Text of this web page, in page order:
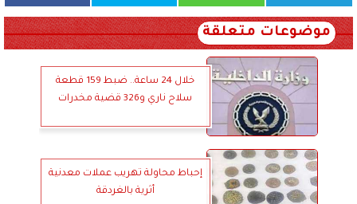
موضوعات متعلقة
خلال 24 ساعة.. ضبط 159 قطعة
سلاح ناري و326 قضية مخدرات
إحباط محاولة تهريب عملات معدنية
أثرية بالغردقة